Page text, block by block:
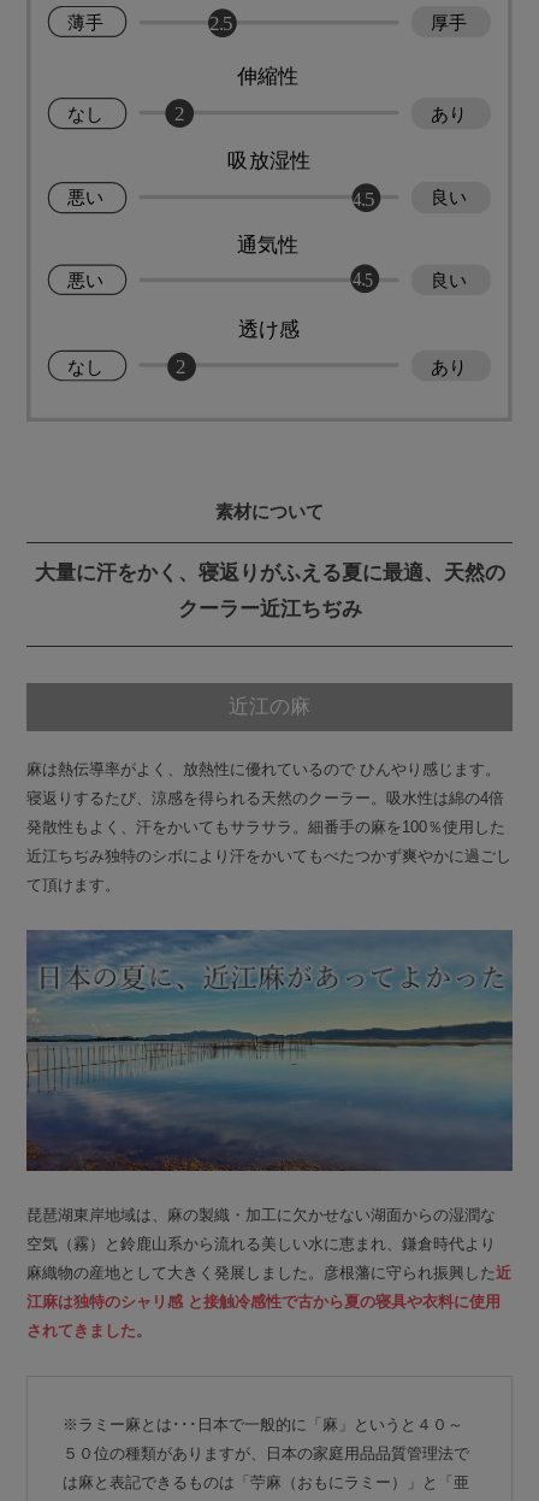
素材について
大量に汗をかく、寝返りがふえる夏に最適、天然の
クーラー近江ちぢみ
近江の麻
麻は熱伝導率がよく、放熱性に優れているので ひんやり感じます。
寝返りするたび、涼感を得られる天然のクーラー。吸水性は綿の4倍
発散性もよく、汗をかいてもサラサラ。細番手の麻を100％使用した
近江ちぢみ独特のシボにより汗をかいてもべたつかず爽やかに過ごし
て頂けます。
琵琶湖東岸地域は、麻の製織・加工に欠かせない湖面からの湿潤な
空気（霧）と鈴鹿山系から流れる美しい水に恵まれ、鎌倉時代より
麻織物の産地として大きく発展しました。彦根藩に守られ振興した近
江麻は独特のシャリ感 と接触冷感性で古から夏の寝具や衣料に使用
されてきました。
※ラミー麻とは･･･日本で一般的に「麻」というと４０～
５０位の種類がありますが、日本の家庭用品品質管理法で
は麻と表記できるものは「苧麻（おもにラミー）」と「亜